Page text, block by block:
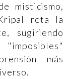
misticismo,
reta la
sugiriendo
"imposibles"
más